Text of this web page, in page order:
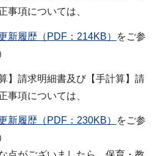
事項については、
新履歴（PDF：214KB）
をご参
】請求明細書及び【手計算】請
事項については、
新履歴（PDF：230KB）
をご参